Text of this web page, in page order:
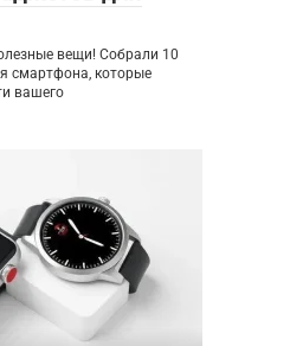
вещи! Собрали 10
смартфона, которые
вашего